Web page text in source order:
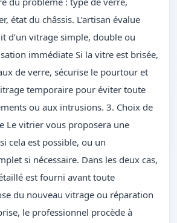
état du châssis. L’artisan évalue
d’un vitrage simple, double ou
immédiate Si la vitre est brisée,
de verre, sécurise le pourtour et
temporaire pour éviter toute
ou aux intrusions. 3. Choix de
Le vitrier vous proposera une
cela est possible, ou un
si nécessaire. Dans les deux cas,
est fourni avant toute
du nouveau vitrage ou réparation
le professionnel procède à